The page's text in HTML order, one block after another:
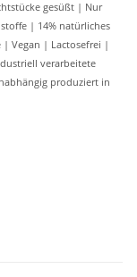
gesüßt | Nur
| 14% natürliches
Vegan | Lactosefrei |
verarbeitete
produziert in